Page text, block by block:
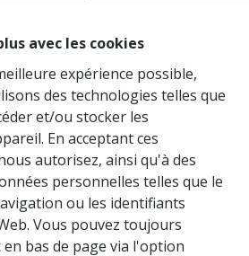
avec les cookies
expérience possible,
des technologies telles que
et/ou stocker les
En acceptant ces
autorisez, ainsi qu'à des
personnelles telles que le
ou les identifiants
Vous pouvez toujours
bas de page via l'option
de TVA réduit à 6% au lieu de
offrent tout le confort
isolation acoustique et thermique,
très bon PEB, double
fonctionnels et lumineux,
local poubelles communs, caves,
borne de recharge sur les
plus : ascenseur, terrasse/
espace de vie lumineux !
de personnaliser la cuisine selon